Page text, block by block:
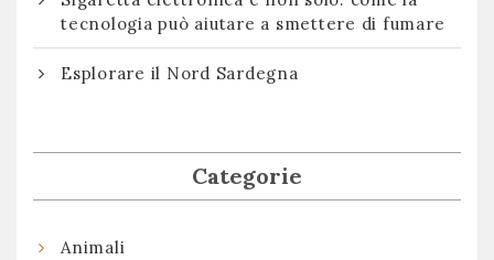
tecnologia può aiutare a smettere di fumare
Esplorare il Nord Sardegna
Categorie
Animali